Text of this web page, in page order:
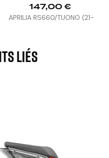
147,00 €
APRILIA RS660/TUONO (21-
Liés